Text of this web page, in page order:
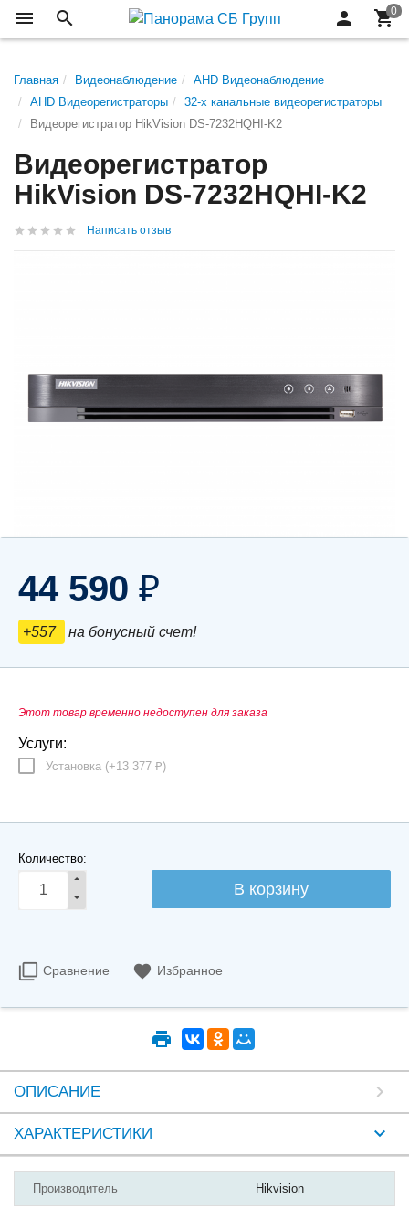
Главная Видеонаблюдение
AHD Видеонаблюдение
AHD Видеорегистраторы
32-х канальные видеорегистраторы
Видеорегистратор HikVision DS-7232HQHI-K2
Видеорегистратор
HikVision DS-7232HQHI-K2
Написать отзыв
44 590 ₽
+557 на бонусный счет!
Этот товар временно недоступен для заказа
Услуги:
Установка (+13 377 ₽)
Количество:
Сравнение Избранное
ОПИСАНИЕ
ХАРАКТЕРИСТИКИ
Производитель Hikvision